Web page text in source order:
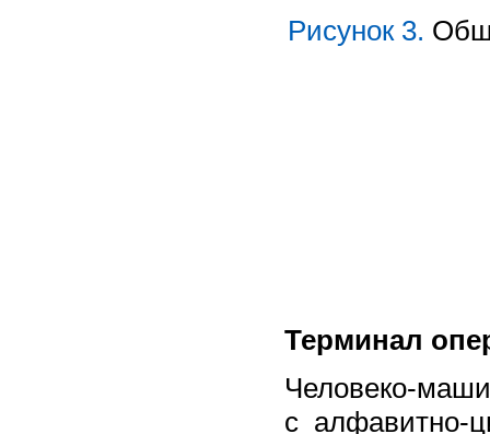
Рисунок 3.
Терминал
Человеко-
с алфавитно-